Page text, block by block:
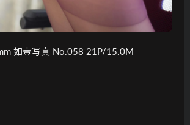
如壹写真 No.058 21P/15.0M